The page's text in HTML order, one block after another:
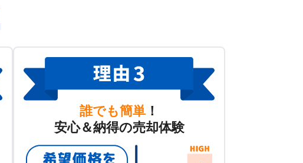
誰でも簡単 ！
安心＆納得の売却体験